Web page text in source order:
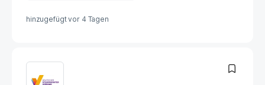
hinzugefügt vor 4 Tagen